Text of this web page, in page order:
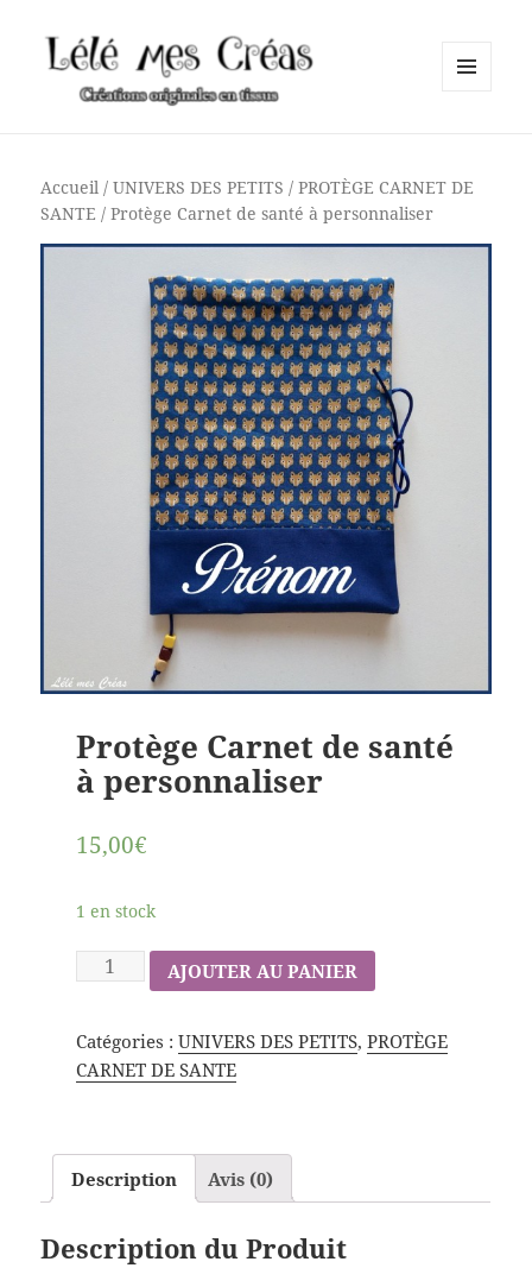
Accueil /UNIVERS DES PETITS /PROTÈGE CARNET DE
SANTE / Protège Carnet de santé à personnaliser
Protège Carnet de santé
à personnaliser
15,00€
1 en stock
AJOUTER AU PANIER
Catégories : UNIVERS DES PETITS, PROTÈGE
CARNET DE SANTE
Description Avis (0)
Description du Produit